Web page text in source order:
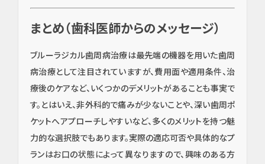
まとめ（歯科医師からのメッセージ）
ブルーラジカル歯周病治療は最先端の機器を用いた歯周
病治療として注目されていますが、費用面や適用条件、治
療後のケアなど、いくつかのデメリットがあることも事実で
す。とはいえ、非外科的で痛みが少ないことや、深い歯周ポ
ケットへアプローチしやすいなど、多くのメリットを持つ魅
力的な選択肢でもあります。実際の適応可否や具体的なプ
ランはお口の状態によって異なりますので、興味のある方